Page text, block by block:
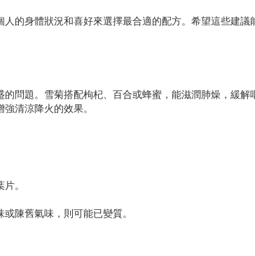
的身體狀況和喜好來選擇最合適的配方。希望這些建議
問題。雪菊搭配枸杞、百合或蜂蜜，能滋潤肺燥，緩
清涼降火的效果。
。
陳舊氣味，則可能已變質。